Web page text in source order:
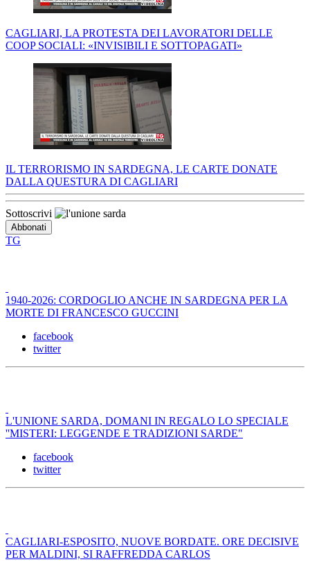
CAGLIARI, LA PROTESTA DEI LAVORATORI DELLE
COOP SOCIALI: «INVISIBILI E SOTTOPAGATI»
IL TERRORISMO IN SARDEGNA, LE CARTE DONATE
DALLA QUESTURA DI CAGLIARI
Sottoscrivi
TG
1940-2026: CORDOGLIO ANCHE IN SARDEGNA PER LA
MORTE DI FRANCESCO GUCCINI
facebook
twitter
L'UNIONE SARDA, DOMANI IN REGALO LO SPECIALE
''MISTERI: LEGGENDE E TRADIZIONI SARDE"
facebook
twitter
CAGLIARI-ESPOSITO, NUOVE BORDATE. ORE DECISIVE
PER MALDINI, SI RAFFREDDA CARLOS